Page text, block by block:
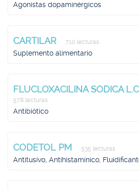
Agonistas dopaminérgicos
CARTILAR 710 lecturas
Suplemento alimentario
FLUCLOXACILINA SODICA
578 lecturas
Antibiótico
CODETOL PM 535 lecturas
Antitusivo, Antihistamínico,